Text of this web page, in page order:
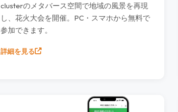
clusterのメタバース空間で地域の風景を再現
し、花火大会を開催。PC・スマホから無料で
参加できます。
詳細を見る